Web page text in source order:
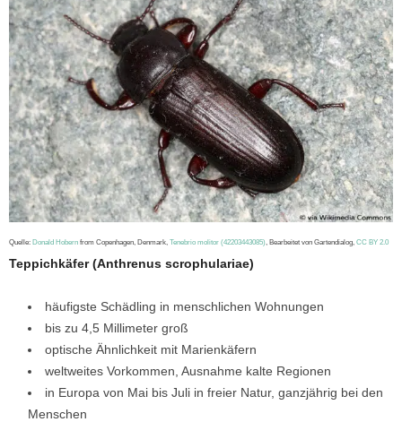
Quelle: Donald Hobern from Copenhagen, Denmark, Tenebrio molitor (42203443085) , Bearbeitet von Gartendialog, CC BY 2.0
Teppichkäfer (Anthrenus scrophulariae)
häufigste Schädling in menschlichen Wohnungen
bis zu 4,5 Millimeter groß
optische Ähnlichkeit mit Marienkäfern
weltweites Vorkommen, Ausnahme kalte Regionen
in Europa von Mai bis Juli in freier Natur, ganzjährig bei den
Menschen